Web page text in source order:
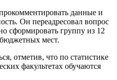
данные и
Он переадресовал вопрос
сформировать группу из 12
мест.
отметив, что по статистике
факультетах обучаются